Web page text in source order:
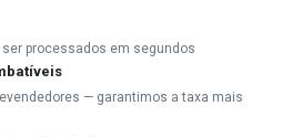
processados em segundos
— garantimos a taxa mais